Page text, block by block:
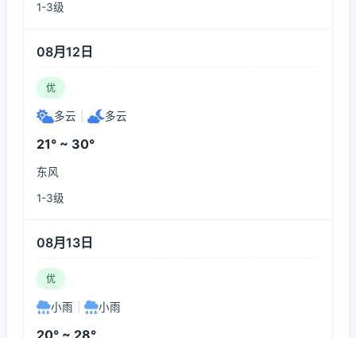
1-3级
08月12日
优
多云 多云
21° ~ 30°
东风
1-3级
08月13日
优
小雨 小雨
20° ~ 28°